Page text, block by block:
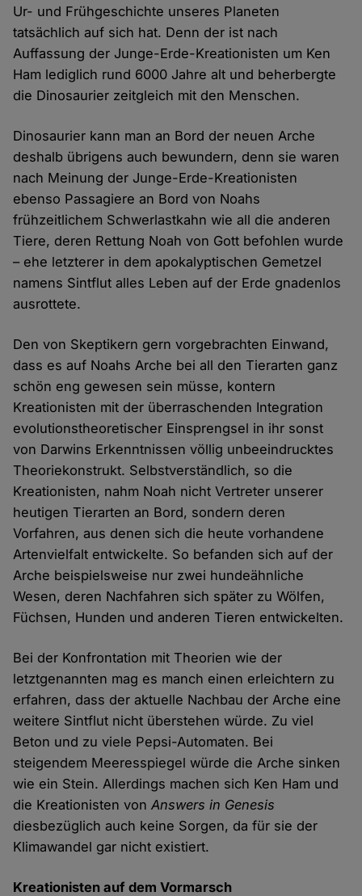
Ur- und Frühgeschichte unseres Planeten
tatsächlich auf sich hat. Denn der ist nach
Auffassung der Junge-Erde-Kreationisten um Ken
Ham lediglich rund 6000 Jahre alt und beherbergte
die Dinosaurier zeitgleich mit den Menschen.
Dinosaurier kann man an Bord der neuen Arche
deshalb übrigens auch bewundern, denn sie waren
nach Meinung der Junge-Erde-Kreationisten
ebenso Passagiere an Bord von Noahs
frühzeitlichem Schwerlastkahn wie all die anderen
Tiere, deren Rettung Noah von Gott befohlen wurde
– ehe letzterer in dem apokalyptischen Gemetzel
namens Sintflut alles Leben auf der Erde gnadenlos
ausrottete.
Den von Skeptikern gern vorgebrachten Einwand,
dass es auf Noahs Arche bei all den Tierarten ganz
schön eng gewesen sein müsse, kontern
Kreationisten mit der überraschenden Integration
evolutionstheoretischer Einsprengsel in ihr sonst
von Darwins Erkenntnissen völlig unbeeindrucktes
Theoriekonstrukt. Selbstverständlich, so die
Kreationisten, nahm Noah nicht Vertreter unserer
heutigen Tierarten an Bord, sondern deren
Vorfahren, aus denen sich die heute vorhandene
Artenvielfalt entwickelte. So befanden sich auf der
Arche beispielsweise nur zwei hundeähnliche
Wesen, deren Nachfahren sich später zu Wölfen,
Füchsen, Hunden und anderen Tieren entwickelten.
Bei der Konfrontation mit Theorien wie der
letztgenannten mag es manch einen erleichtern zu
erfahren, dass der aktuelle Nachbau der Arche eine
weitere Sintflut nicht überstehen würde. Zu viel
Beton und zu viele Pepsi-Automaten. Bei
steigendem Meeresspiegel würde die Arche sinken
wie ein Stein. Allerdings machen sich Ken Ham und
die Kreationisten vonAnswers in Genesis
diesbezüglich auch keine Sorgen, da für sie der
Klimawandel gar nicht existiert.
Kreationisten auf dem Vormarsch